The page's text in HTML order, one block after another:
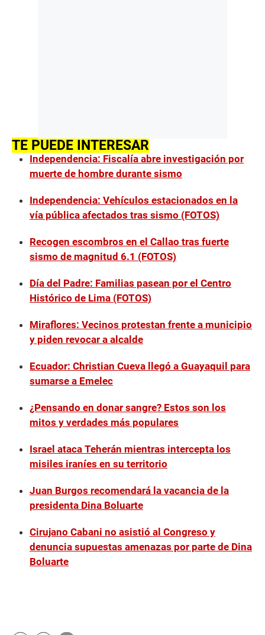
TE PUEDE INTERESAR
Independencia: Fiscalía abre investigación por
muerte de hombre durante sismo
Independencia: Vehículos estacionados en la
vía pública afectados tras sismo (FOTOS)
Recogen escombros en el Callao tras fuerte
sismo de magnitud 6.1 (FOTOS)
Día del Padre: Familias pasean por el Centro
Histórico de Lima (FOTOS)
Miraflores: Vecinos protestan frente a municipio
y piden revocar a alcalde
Ecuador: Christian Cueva llegó a Guayaquil para
sumarse a Emelec
¿Pensando en donar sangre? Estos son los
mitos y verdades más populares
Israel ataca Teherán mientras intercepta los
misiles iraníes en su territorio
Juan Burgos recomendará la vacancia de la
presidenta Dina Boluarte
Cirujano Cabani no asistió al Congreso y
denuncia supuestas amenazas por parte de Dina
Boluarte